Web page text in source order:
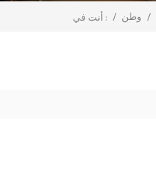
أنت في : / وطن /